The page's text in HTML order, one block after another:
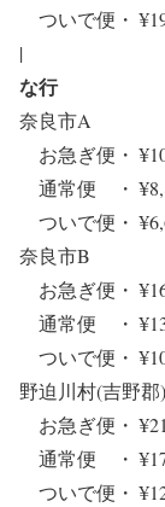
ついで便・
|
な行
奈良市A
お急ぎ便・
通常便 ・
ついで便・
奈良市B
お急ぎ便・
通常便 ・
ついで便・
野迫川村(吉野郡)
お急ぎ便・
通常便 ・
ついで便・